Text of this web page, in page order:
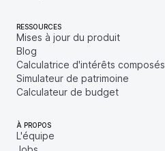
RESSOURCES
Mises à jour du produit
Blog
Calculatrice d'intérêts composés
Simulateur de patrimoine
Calculateur de budget
À PROPOS
L'équipe